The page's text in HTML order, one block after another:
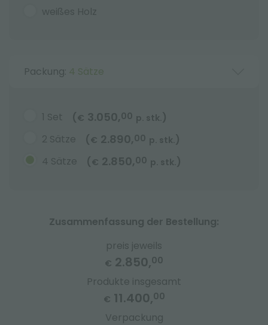
weißes Holz
Packung: 4 Sätze
1 Set ( € 3.050,00 p. stk. )
2 Sätze
( € 2.890,00 p. stk. )
4 Sätze
( € 2.850,00 p. stk. )
Zusammenfassung der Bestellung:
preis jeweils
€ 2.850,00
Produkte insgesamt
€ 11.400,00
Verpackung